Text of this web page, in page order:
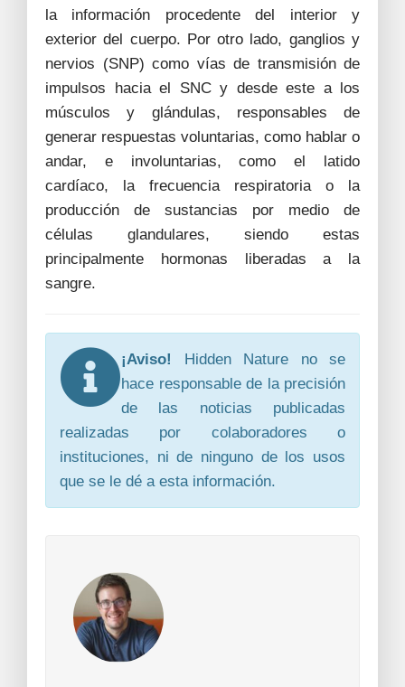
la información procedente del interior y
exterior del cuerpo. Por otro lado, ganglios y
nervios (SNP) como vías de transmisión de
impulsos hacia el SNC y desde este a los
músculos y glándulas, responsables de
generar respuestas voluntarias, como hablar o
andar, e involuntarias, como el latido
cardíaco, la frecuencia respiratoria o la
producción de sustancias por medio de
células glandulares, siendo estas
principalmente hormonas liberadas a la
sangre.
¡Aviso!
Hidden Nature no se
hace responsable de la precisión
de las noticias publicadas
realizadas por colaboradores o
instituciones, ni de ninguno de los usos
que se le dé a esta información.